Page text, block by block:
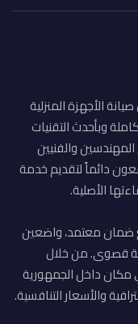
الأجهزة المنزلية
وبأحدث التقنيات
والفنيين
دائماً لتقديم خدمة
الأصلية.
ضمان معتمد، واضعين
قصوى. من خلال
مكان داخل الجمهورية
والأسعار التنافسية.